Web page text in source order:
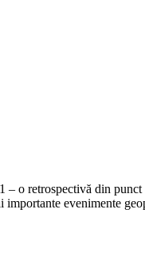
o retrospectivă din
importante evenimente